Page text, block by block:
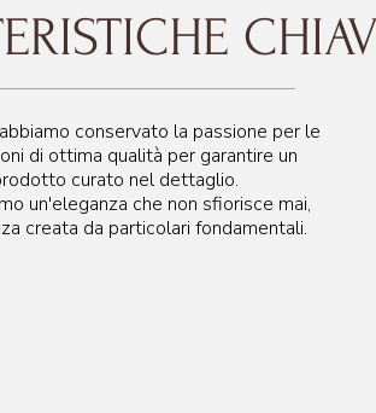
183 cm
conservato la passione per le
di ottima qualità per garantire un
curato nel dettaglio.
un'eleganza che non sfiorisce mai,
creata da particolari fondamentali.